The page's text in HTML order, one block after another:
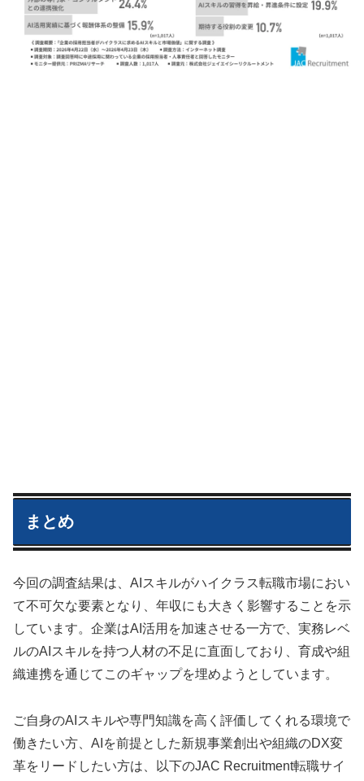
まとめ
今回の調査結果は、AIスキルがハイクラス転職市場におい
て不可欠な要素となり、年収にも大きく影響することを示
しています。企業はAI活用を加速させる一方で、実務レベ
ルのAIスキルを持つ人材の不足に直面しており、育成や組
織連携を通じてこのギャップを埋めようとしています。
ご自身のAIスキルや専門知識を高く評価してくれる環境で
働きたい方、AIを前提とした新規事業創出や組織のDX変
革をリードしたい方は、以下のJAC Recruitment転職サイ